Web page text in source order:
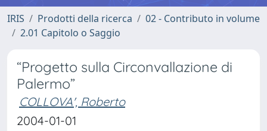
IRIS Prodotti della ricerca
02 - Contributo in volume
2.01 Capitolo o Saggio
“Progetto sulla Circonvallazione di
Palermo”
COLLOVA', Roberto
2004-01-01